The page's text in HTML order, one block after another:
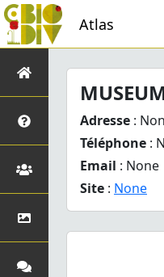
Atlas
Adresse :
Téléphone :
Email : None
Site : None